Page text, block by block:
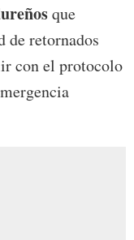
que
de retornados
con el protocolo